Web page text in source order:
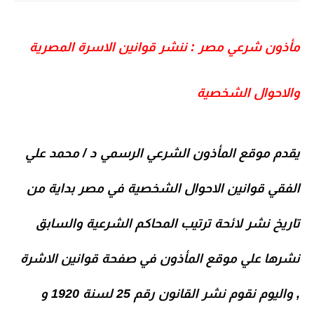
مأذون شرعي مصر : ننشر قوانين الاسرة المصرية
والاحوال الشخصية
يقدم موقع المأذون الشرعي الرسمي د / محمد علي
الفقي قوانين الاحوال الشخصية في مصر بداية من
تاريخ نشرلائحة ترتيب المحاكم الشرعية والسابق
نشرها علي موقع المأذون في صفحة قوانين الاشرة
, واليوم نقوم نشر القانون رقم 25 لسنة 1920 و